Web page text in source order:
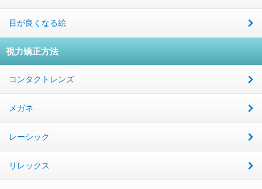
目が良くなる絵
視力矯正方法
コンタクトレンズ
メガネ
レーシック
リレックス